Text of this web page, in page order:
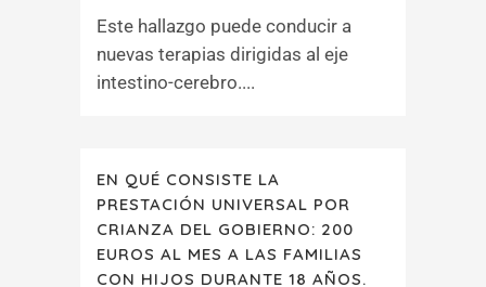
Este hallazgo puede conducir a
nuevas terapias dirigidas al eje
intestino-cerebro....
EN QUÉ CONSISTE LA
PRESTACIÓN UNIVERSAL POR
CRIANZA DEL GOBIERNO: 200
EUROS AL MES A LAS FAMILIAS
CON HIJOS DURANTE 18 AÑOS.